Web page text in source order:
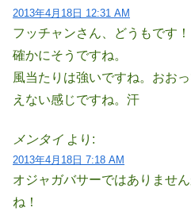
2013年4月18日 12:31 AM
フッチャンさん、どうもです！
確かにそうですね。
風当たりは強いですね。おお
えない感じですね。汗
メンタイ より:
2013年4月18日 7:18 AM
オジャガバサーではありませ
ね！